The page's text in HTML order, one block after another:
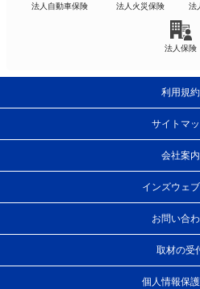
法人自動車保険 法人火災保険 法
法人保険
利用規約
サイトマ
会社案内
インズウェ
お問い合
取材の受
個人情報保